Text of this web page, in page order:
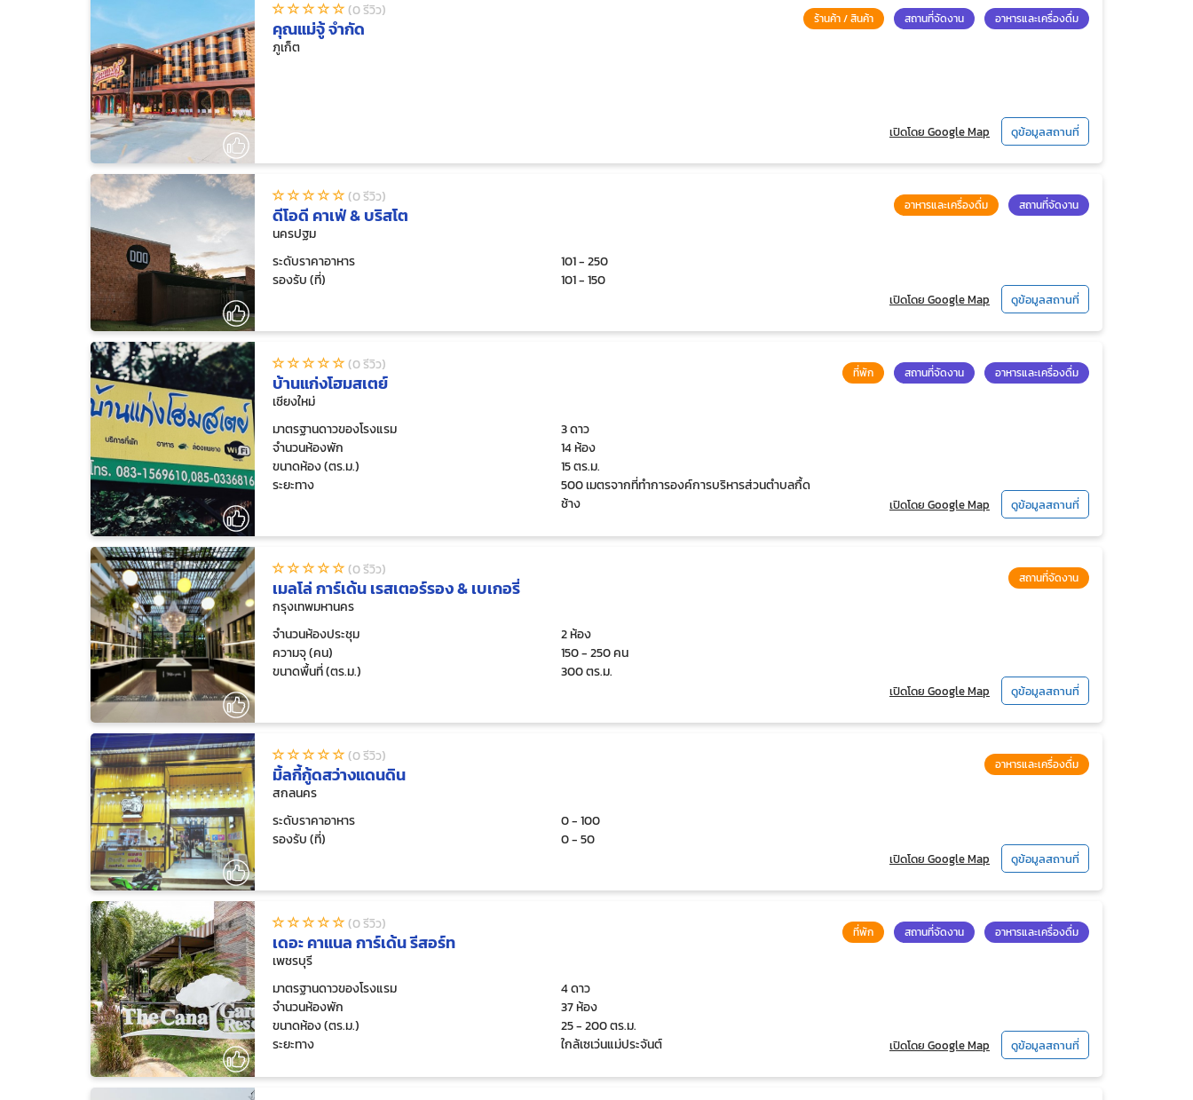
(0 รีวิว)
คุณแม่จู้ จำกัด
ภูเก็ต
ร้านค้า / สินค้า สถานที่จัดงาน อาหารและเครื่องดื่ม
เปิดโดย Google Map ดูข้อมูลสถานที่
(0 รีวิว)
ดีโอดี คาเฟ่ & บริสโต
นครปฐม
อาหารและเครื่องดื่ม สถานที่จัดงาน
ระดับราคาอาหาร
101 - 250
รองรับ (ที่)
101 - 150
เปิดโดย Google Map ดูข้อมูลสถานที่
(0 รีวิว)
บ้านแก่งโฮมสเตย์
เชียงใหม่
ที่พัก สถานที่จัดงาน อาหารและเครื่องดื่ม
มาตรฐานดาวของโรงแรม
3 ดาว
จำนวนห้องพัก
14 ห้อง
ขนาดห้อง (ตร.ม.)
15 ตร.ม.
ระยะทาง
500 เมตรจากที่ทำการองค์การบริหารส่วนตำบลกื้ด
ช้าง
เปิดโดย Google Map ดูข้อมูลสถานที่
(0 รีวิว)
เมลโล่ การ์เด้น เรสเตอร์รอง & เบเกอรี่
กรุงเทพมหานคร
สถานที่จัดงาน
จำนวนห้องประชุม
2 ห้อง
ความจุ (คน)
150 - 250 คน
ขนาดพื้นที่ (ตร.ม.)
300 ตร.ม.
เปิดโดย Google Map ดูข้อมูลสถานที่
(0 รีวิว)
มิ้ลกี้กู้ดสว่างแดนดิน
สกลนคร
อาหารและเครื่องดื่ม
ระดับราคาอาหาร
0 - 100
รองรับ (ที่)
0 - 50
เปิดโดย Google Map ดูข้อมูลสถานที่
(0 รีวิว)
เดอะ คาแนล การ์เด้น รีสอร์ท
เพชรบุรี
ที่พัก สถานที่จัดงาน อาหารและเครื่องดื่ม
มาตรฐานดาวของโรงแรม
4 ดาว
จำนวนห้องพัก
37 ห้อง
ขนาดห้อง (ตร.ม.)
25 - 200 ตร.ม.
ระยะทาง
ใกล้เซเว่นแม่ประจันต์ เปิดโดย Google Map ดูข้อมูลสถานที่